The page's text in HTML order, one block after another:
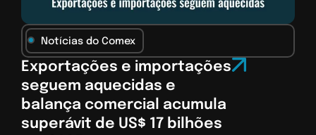
Notícias do Comex
Exportações e importações
seguem aquecidas e
balança comercial acumula
superávit de US$ 17 bilhões